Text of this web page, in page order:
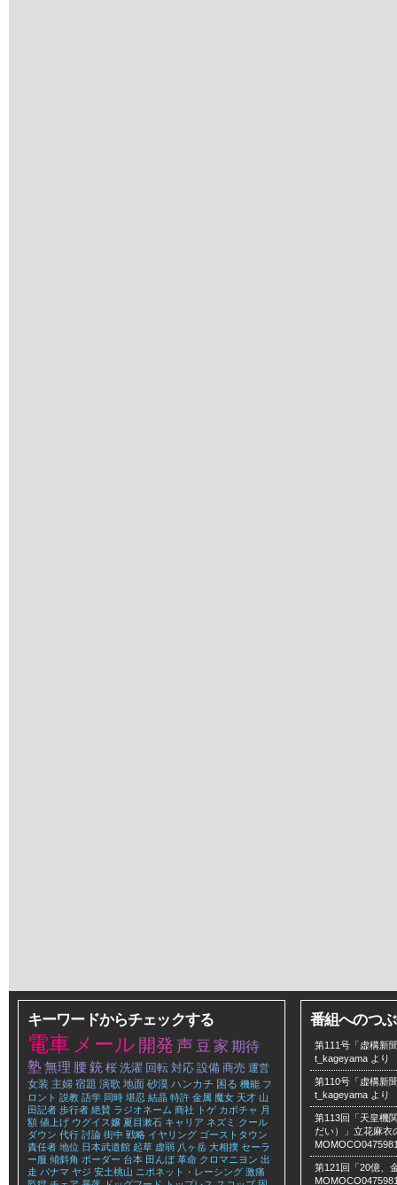
キーワードからチェックする
電車 メール 開発 声豆 家 期待
塾無理 腰銃 桜 洗濯 回転 対応 設備 商売 運営
女装 主婦 宿題 演歌 地面 砂漠 ハンカチ 困る 機能 フ
ロント 説教 語学 同時 堪忍 結晶 特許 金属 魔女 天才 山
田記者 歩行者 絶賛 ラジオネーム 商社 トゲ カボチャ 月
額 値上げ ウグイス嬢 夏目漱石 キャリア ネズミ クール
ダウン 代行 討論 街中 戦略 イヤリング ゴーストタウン
責任者 地位 日本武道館 起草 虚弱 八ヶ岳 大相撲 セーラ
ー服 傾斜角 ボーダー 台本 田んぼ 革命 クロマニヨン 出
走 パナマ ヤジ 安土桃山 ニポネット・レーシング 激痛
番組へのつ
第111号「虚構新
t_kageyama より
第110号「虚構新
t_kageyama より
第113回「天皇機
だい）」立花麻衣
第121回「20億、